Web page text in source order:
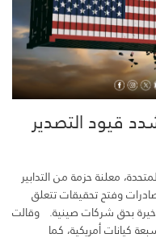
قيود التصدير
معلنة حزمة من التدابير
وفتح تحقيقات تتعلق
بحق شركات صينية. وقالت
كيانات أمريكية، كما